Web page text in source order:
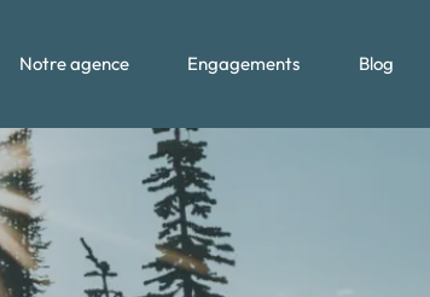
Notre agence Engagements Blog